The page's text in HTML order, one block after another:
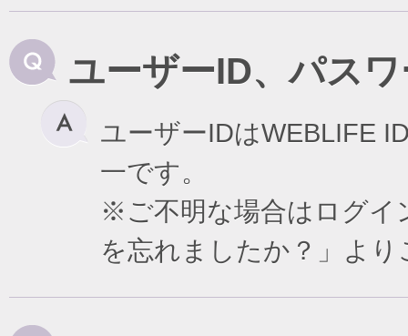
ユーザーID、パス
ユーザーIDはWEBLIFE
一です。
※ご不明な場合はログイ
を忘れましたか？」よ